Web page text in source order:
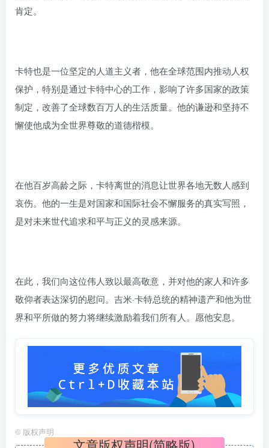
肯定。
卡特也是一位坚定的人道主义者，他在全球范围内推动人权
保护，特别是通过卡特中心的工作，影响了许多国家的政策
制定，改善了全球数百万人的生活质量。他的谦逊和坚持不
懈使他成为全世界尊敬的道德楷模。
在他百岁高龄之际，卡特离世的消息让世界各地无数人感到
哀伤。他的一生是对国家和国际社会不懈服务的真实写照，
是对未来世代追求和平与正义的灵感来源。
在此，我们向这位伟人致以最高敬意，并对他的家人和许多
敬仰者表达深切的慰问。吉米·卡特总统的精神遗产和他为世
界和平所做的努力将继续激励着我们所有人。愿他安息。
© 版权声明